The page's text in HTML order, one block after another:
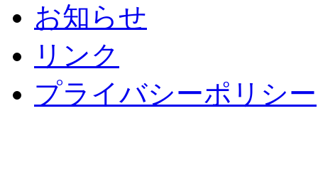
お知らせ
リンク
プライバシーポリシー